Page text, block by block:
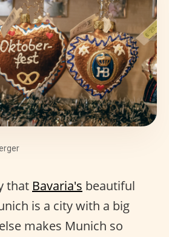
that Bavaria's beautiful
is a city with a big
makes Munich so